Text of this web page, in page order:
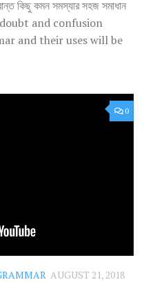
কমন সমস্যার সহজ সমাধান
doubt and confusion
and their uses will be
0
AUGUST 21, 2018